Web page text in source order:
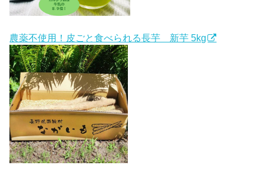
農薬不使用！皮ごと食べられる長芋 新芋 5kg